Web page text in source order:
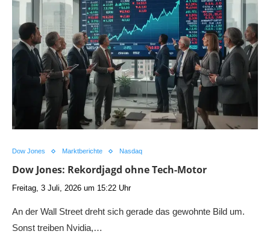
Dow Jones Marktberichte Nasdaq
Dow Jones: Rekordjagd ohne Tech-Motor
Freitag, 3 Juli, 2026 um 15:22 Uhr
An der Wall Street dreht sich gerade das gewohnte Bild um.
Sonst treiben Nvidia,…